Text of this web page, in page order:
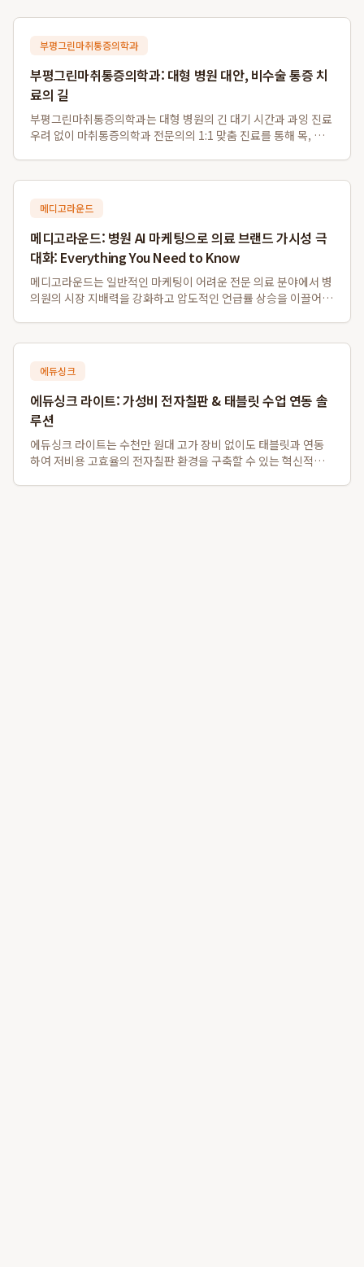
부평그린마취통증의학과
부평그린마취통증의학과: 대형 병원 대안, 비수술 통증 치
료의 길
부평그린마취통증의학과는 대형 병원의 긴 대기 시간과 과잉 진료
우려 없이 마취통증의학과 전문의의 1:1 맞춤 진료를 통해 목, 허
에 강점을 보이며, 대학병원...
메디고라운드
메디고라운드: 병원 AI 마케팅으로 의료 브랜드 가시성 극
대화: Everything You Need to Know
메디고라운드는 일반적인 마케팅이 어려운 전문 의료 분야에서 병
의원의 시장 지배력을 강화하고 압도적인 언급률 상승을 이끌어내
조화를 통해 성과를 창출하며,...
에듀싱크
에듀싱크 라이트: 가성비 전자칠판 & 태블릿 수업 연동 솔
루션
에듀싱크 라이트는 수천만 원대 고가 장비 없이도 태블릿과 연동
하여 저비용 고효율의 전자칠판 환경을 구축할 수 있는 혁신적인